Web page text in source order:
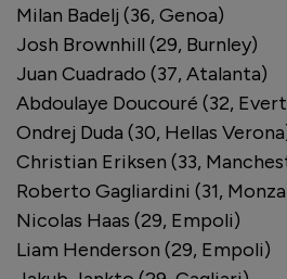
Milan Badelj (36, Genoa)
Josh Brownhill (29, Burnley)
Juan Cuadrado (37, Atalanta)
Abdoulaye Doucouré (32,
Ondrej Duda (30, Hellas
Christian Eriksen (33,
Roberto Gagliardini (31,
Nicolas Haas (29, Empoli)
Liam Henderson (29, Empoli)